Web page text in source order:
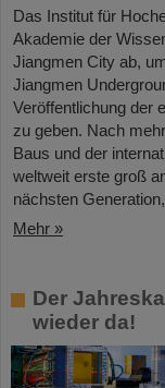
Das Institut für
Akademie der
Jiangmen City ab,
Jiangmen
Veröffentlichung der
zu geben. Nach
Baus und der
weltweit erste groß
nächsten
Mehr »
Der
wieder da!